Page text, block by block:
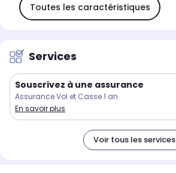
Toutes les caractéristiques
Services
Souscrivez à une assurance
Assurance Vol et Casse 1 an
En savoir plus
Voir tous les services